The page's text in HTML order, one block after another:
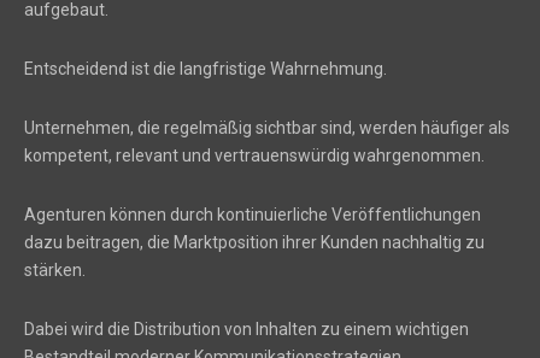
aufgebaut.
Entscheidend ist die langfristige Wahrnehmung.
Unternehmen, die regelmäßig sichtbar sind, werden häufiger als
kompetent, relevant und vertrauenswürdig wahrgenommen.
Agenturen können durch kontinuierliche Veröffentlichungen
dazu beitragen, die Marktposition ihrer Kunden nachhaltig zu
stärken.
Dabei wird die Distribution von Inhalten zu einem wichtigen